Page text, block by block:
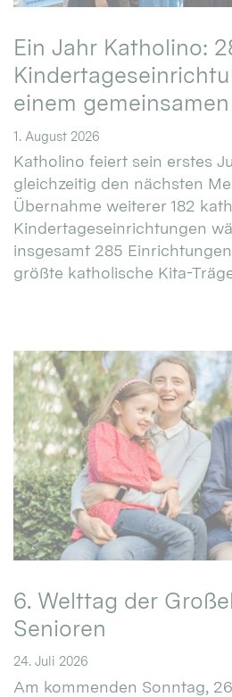
Ein Jahr Katholino:
einem
1. August 2026
Katholino feiert sein erstes
gleichzeitig den nächsten
Übernahme weiterer 182
Kindertageseinrichtungen
insgesamt 285
größte katholische Kita-
6. Welttag der
Senioren
24. Juli 2026
Am kommenden Sonntag,